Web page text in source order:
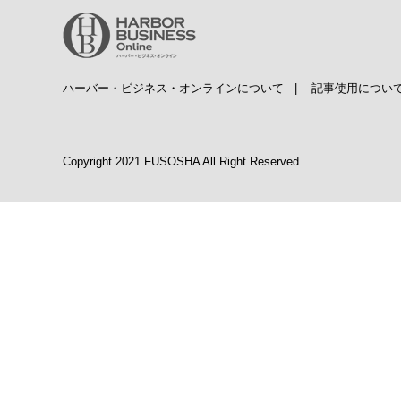
ハーバー・ビジネス・オンラインについて 記事使用につい
Copyright 2021 FUSOSHA All Right Reserved.